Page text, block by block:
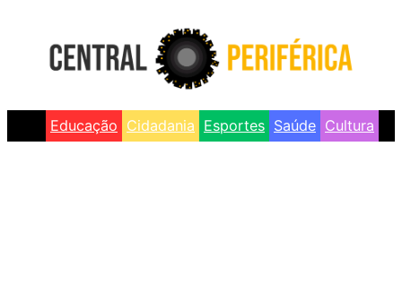
content
Educação Cidadania Esportes Saúde Cultura